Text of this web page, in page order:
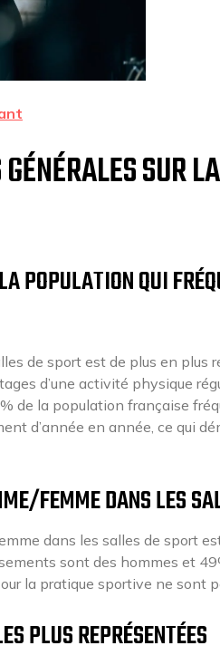
SUR
POPULATION QUI
de sport est de plus en plus
d’une activité physique
de la population française
d’année en année, ce qui
FEMME DANS LES
dans les salles de sport
sont des hommes et
la pratique sportive ne sont
PLUS REPRÉSENTÉES